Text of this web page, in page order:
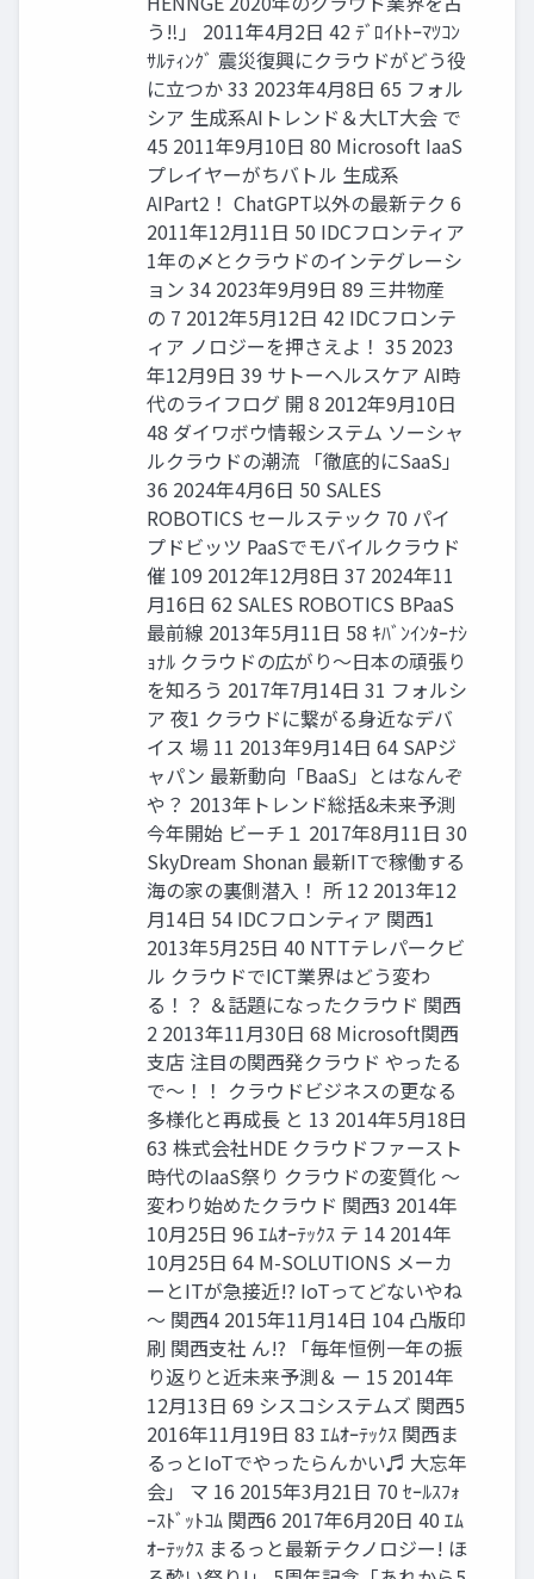
う‼」 2011年4月2日 42 ﾃﾞﾛｲﾄﾄｰﾏﾂｺﾝ
ｻﾙﾃｨﾝｸﾞ 震災復興にクラウドがどう役
に立つか 33 2023年4月8日 65 フォル
シア 生成系AIトレンド＆大LT大会 で
45 2011年9月10日 80 Microsoft IaaS
プレイヤーがちバトル 生成系
AIPart2！ ChatGPT以外の最新テク 6
2011年12月11日 50 IDCフロンティア
1年の〆とクラウドのインテグレーシ
ョン 34 2023年9月9日 89 三井物産
の 7 2012年5月12日 42 IDCフロンテ
ィア ノロジーを押さえよ！ 35 2023
年12月9日 39 サトーヘルスケア AI時
代のライフログ 開 8 2012年9月10日
48 ダイワボウ情報システム ソーシャ
ルクラウドの潮流 「徹底的にSaaS」
36 2024年4月6日 50 SALES
ROBOTICS セールステック 70 パイ
プドビッツ PaaSでモバイルクラウド
催 109 2012年12月8日 37 2024年11
月16日 62 SALES ROBOTICS BPaaS
最前線 2013年5月11日 58 ｷﾊﾞﾝｲﾝﾀｰﾅｼ
ｮﾅﾙ クラウドの広がり～日本の頑張り
を知ろう 2017年7月14日 31 フォルシ
ア 夜1 クラウドに繋がる身近なデバ
イス 場 11 2013年9月14日 64 SAPジ
ャパン 最新動向「BaaS」とはなんぞ
や？ 2013年トレンド総括&未来予測
今年開始 ビーチ１ 2017年8月11日 30
SkyDream Shonan 最新ITで稼働する
海の家の裏側潜入！ 所 12 2013年12
月14日 54 IDCフロンティア 関西1
2013年5月25日 40 NTTテレパークビ
ル クラウドでICT業界はどう変わ
る！？ ＆話題になったクラウド 関西
2 2013年11月30日 68 Microsoft関西
支店 注目の関西発クラウド やったる
で～！！ クラウドビジネスの更なる
多様化と再成長 と 13 2014年5月18日
63 株式会社HDE クラウドファースト
時代のIaaS祭り クラウドの変質化 〜
変わり始めたクラウド 関西3 2014年
10月25日 96 ｴﾑｵｰﾃｯｸｽ テ 14 2014年
10月25日 64 M-SOLUTIONS メーカ
ーとITが急接近!? IoTってどないやね
〜 関西4 2015年11月14日 104 凸版印
刷 関西支社 ん!? 「毎年恒例一年の振
り返りと近未来予測＆ ー 15 2014年
12月13日 69 シスコシステムズ 関西5
2016年11月19日 83 ｴﾑｵｰﾃｯｸｽ 関西ま
るっとIoTでやったらんかい♬ 大忘年
会」 マ 16 2015年3月21日 70 ｾｰﾙｽﾌｫ
ｰｽﾄﾞｯﾄｺﾑ 関西6 2017年6月20日 40 ｴﾑ
ｵｰﾃｯｸｽ まるっと最新テクノロジー! ほ